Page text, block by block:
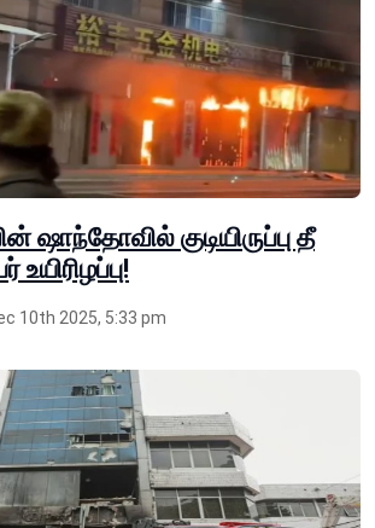
ஷாந்தோவில் குடியிருப்பு தீ
உயிரிழப்பு!
10th 2025, 5:33 pm